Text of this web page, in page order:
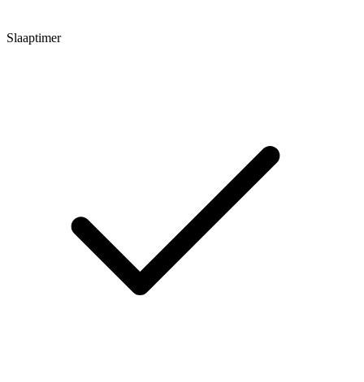
Slaaptimer